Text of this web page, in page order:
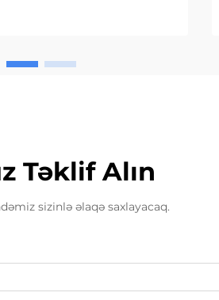
Təklif Alın
sizinlə əlaqə saxlayacaq.